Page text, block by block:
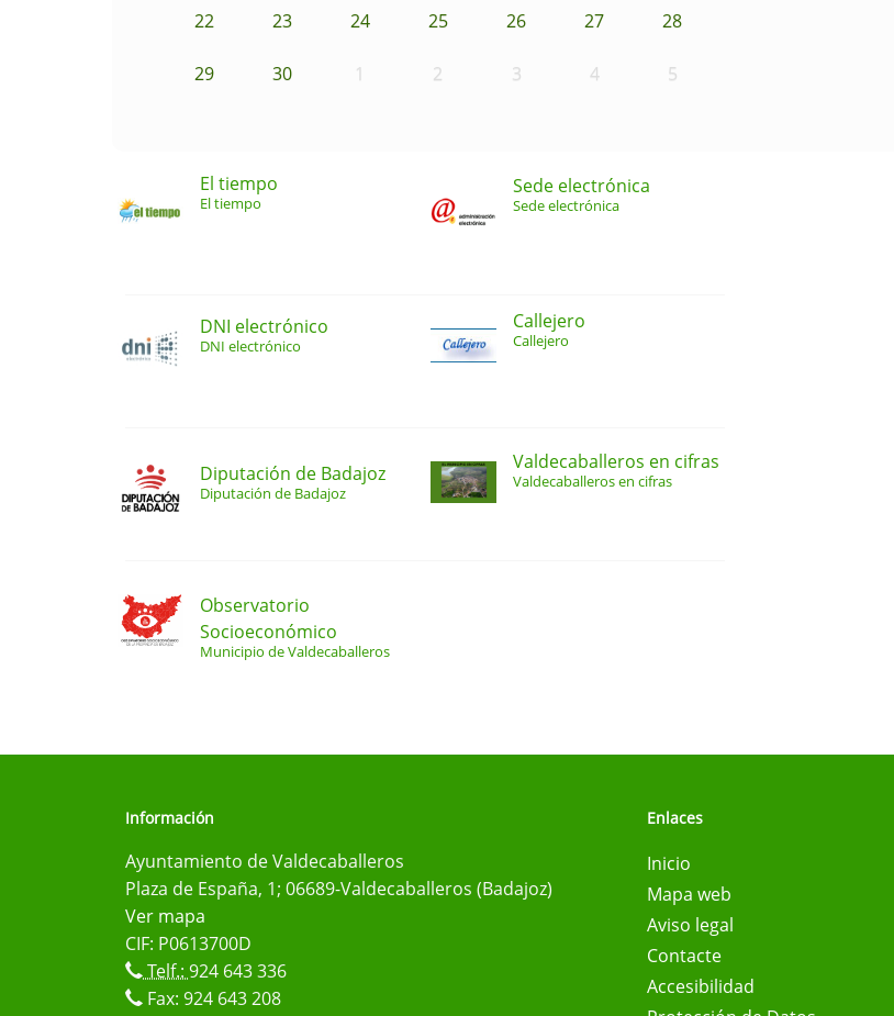
22 23 24 25 26 27 28
29 30 1 2 3 4 5
El tiempo
El tiempo
Sede electrónica
Sede electrónica
DNI electrónico
DNI electrónico
Callejero
Callejero
Diputación de Badajoz
Diputación de Badajoz
Valdecaballeros en cifras
Valdecaballeros en cifras
Observatorio
Socioeconómico
Municipio de Valdecaballeros
Información
Ayuntamiento de Valdecaballeros
Plaza de España, 1; 06689-Valdecaballeros (Badajoz)
Ver mapa
CIF: P0613700D
Telf.:924 643 336
Fax: 924 643 208
Enlaces
Inicio
Mapa web
Aviso legal
Contacte
Accesibilidad